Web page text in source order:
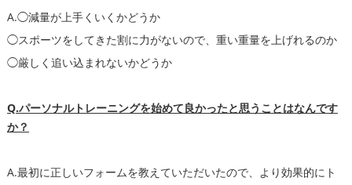
A.◯減量が上手くいくかどうか
◯スポーツをしてきた割に力がないので、重い重量を上げれるのか
◯厳しく追い込まれないかどうか
Q.パーソナルトレーニングを始めて良かったと思うことはなんです
か？
A.最初に正しいフォームを教えていただいたので、より効果的にト